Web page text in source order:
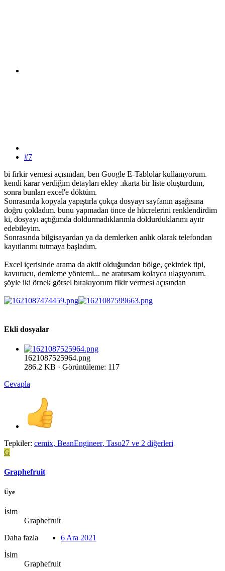
#7
bi firkir vernesi açısından, ben Google E-Tablolar kullanıyorum.
kendi karar verdiğim detayları ekley .ıkarta bir liste oluşturdum,
sonra bunları excel'e döktüm.
Sonrasında kopyala yapıştırla çokça dosyayı sayfanın aşağısına
doğru çokladım. bunu yapmadan önce de hücrelerini renklendirdim
ki, dosyayı açtığımda doldurmadıklarımla doldurduklarımı ayıtr
edebileyim.
Sonrasında bilgisayardan ya da demlerken anlık olarak telefondan
kayıtlarımı tutmaya başladım.
Excel içerisinde arama da aktif olduğundan bölge, çekirdek tipi,
kavurucu, demleme yöntemi... ne aratırsam kolayca ulaşıyorum.
şöyle iki örnek görsel bırakıyorum fikir vermesi açısından
Ekli dosyalar
1621087525964.png
286.2 KB · Görüntüleme: 117
Cevapla
Tepkiler: cemix, BeanEngineer, Taso27 ve 2 diğerleri
G
Graphefruit
Üye
İsim
Graphefruit
Daha fazla
İsim
Graphefruit
6 Ara 2021